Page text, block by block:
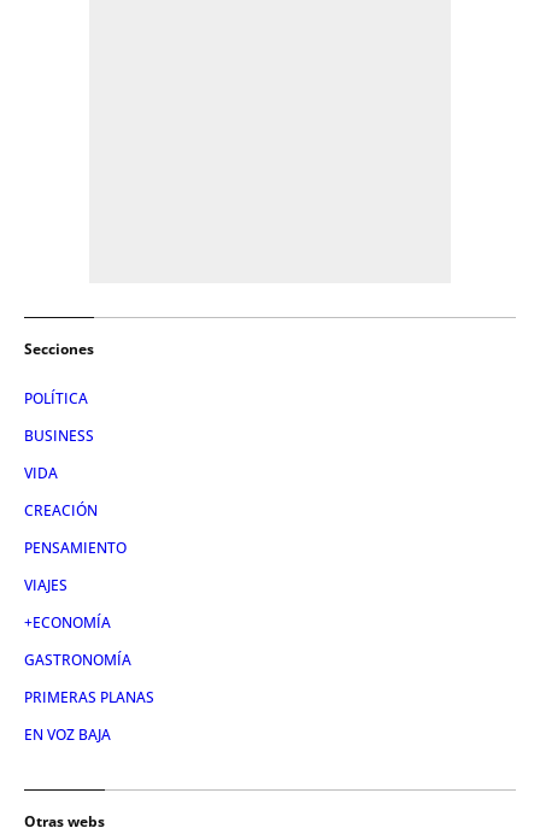
Secciones
POLÍTICA
BUSINESS
VIDA
CREACIÓN
PENSAMIENTO
VIAJES
+ECONOMÍA
GASTRONOMÍA
PRIMERAS PLANAS
EN VOZ BAJA
Otras webs